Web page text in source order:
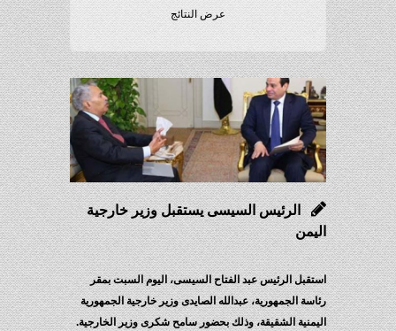
عرض النتائج
الرئيس السيسى يستقبل وزير خارجية
اليمن
استقبل الرئيس عبد الفتاح السيسى، اليوم السبت بمقر
رئاسة الجمهورية، عبدالله الصايدى وزير خارجية الجمهورية
اليمنية الشقيقة، وذلك بحضور سامح شكرى وزير الخارجية.